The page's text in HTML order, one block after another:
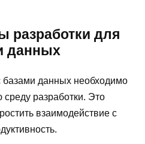
разработки для
данных
данных необходимо
разработки. Это
взаимодействие с